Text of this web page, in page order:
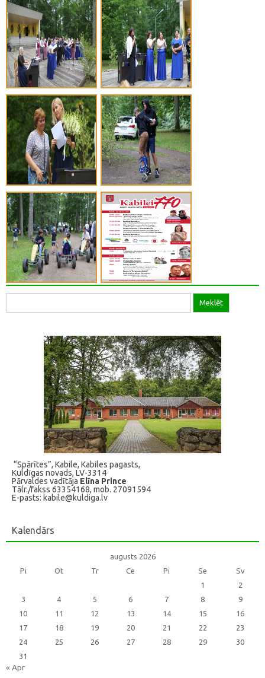
Meklēt
“Spārītes”, Kabile, Kabiles pagasts,
Kuldīgas novads, LV-3314
Pārvaldes vadītāja Elīna Prince
Tālr./fakss 63354168, mob. 27091594
E-pasts: kabile@kuldiga.lv
Kalendārs
augusts 2026
Pi
Ot Tr Ce Pi Se
Sv
1
2
3
4 5 6 7 8
9
10
11 12 13 14 15
16
17
18 19 20 21 22
23
24
25 26 27 28 29
30
31
« Apr